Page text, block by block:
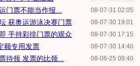
08-07-31 02:05
门票不能当作报...
08-07-30 19:01
获奥运游泳决赛门票
08-07-30 17:15
手持彩排门票的观众
08-07-30 14:40
额专用发票
08-06-25 09:40
待领 发票的比领...